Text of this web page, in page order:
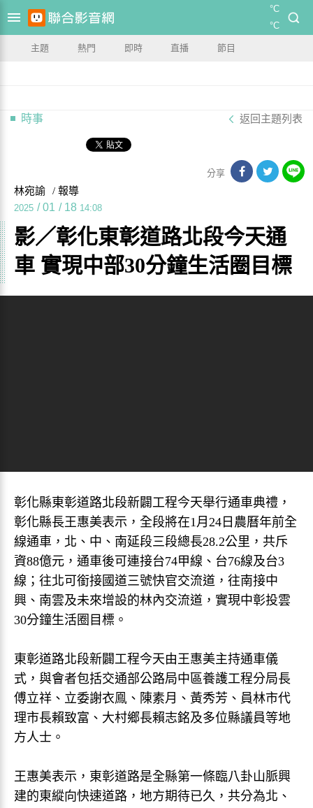
°C
°C
主題 熱門 即時 直播 節目
時事 返回主題列表
分享
林宛諭 / 報導
2025 / 01 / 18 14:08
影／彰化東彰道路北段今天通
車 實現中部30分鐘生活圈目標
彰化縣東彰道路北段新闢工程今天舉行通車典禮，
彰化縣長王惠美表示，全段將在1月24日農曆年前全
線通車，北、中、南延段三段總長28.2公里，共斥
資88億元，通車後可連接台74甲線、台76線及台3
線；往北可銜接國道三號快官交流道，往南接中
興、南雲及未來增設的林內交流道，實現中彰投雲
30分鐘生活圈目標。
東彰道路北段新闢工程今天由王惠美主持通車儀
式，與會者包括交通部公路局中區養護工程分局長
傅立祥、立委謝衣鳯、陳素月、黃秀芳、員林市代
理市長賴致富、大村鄉長賴志銘及多位縣議員等地
方人士。
王惠美表示，東彰道路是全縣第一條臨八卦山脈興
建的東縱向快速道路，地方期待已久，共分為北、